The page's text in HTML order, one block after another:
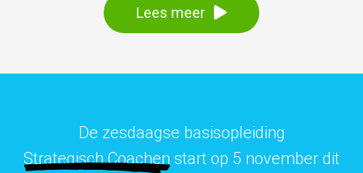
Lees meer
De zesdaagse basisopleiding
Strategisch Coachen start op 5 november dit